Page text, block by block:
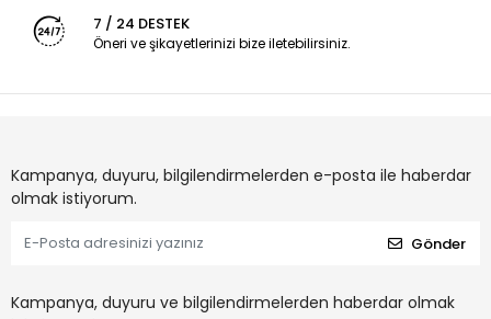
7 / 24 DESTEK
Öneri ve şikayetlerinizi bize iletebilirsiniz.
Kampanya, duyuru, bilgilendirmelerden e-posta ile haberdar
olmak istiyorum.
Gönder
Kampanya, duyuru ve bilgilendirmelerden haberdar olmak